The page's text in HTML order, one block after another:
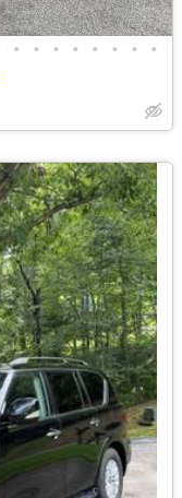
• • • • • • • •